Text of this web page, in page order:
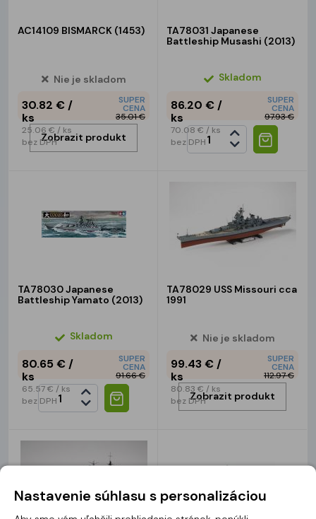
AC14109 BISMARCK (1453)
Nie je skladom
30.82 €/
ks
25.06 € / ks
bez DPH
SUPER
CENA
35.01 €
Zobrazit produkt
TA78031 Japanese
Battleship Musashi (2013)
Skladom
86.20 €/
ks
70.08 € / ks
bez DPH
SUPER
CENA
97.93 €
TA78030 Japanese
Battleship Yamato (2013)
Skladom
80.65 €/
ks
65.57 € / ks
bez DPH
SUPER
CENA
91.66 €
TA78029 USS Missouri cca
1991
Nie je skladom
99.43 €/
ks
80.83 € / ks
bez DPH
SUPER
CENA
112.97 €
Zobrazit produkt
Nastavenie súhlasu s personalizáciou